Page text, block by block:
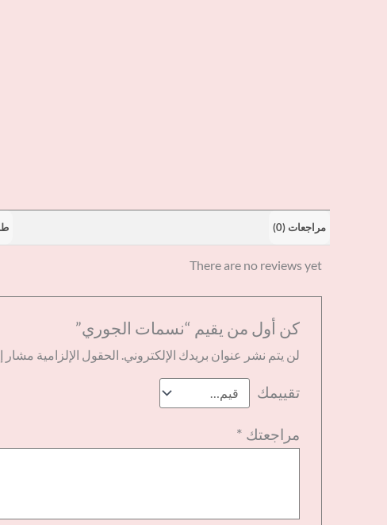
مراجعات (0)
There are no reviews yet
كن أول من يقيم “نسمات الجوري”
لن يتم نشر عنوان بريدك الإلكتروني. الحقول الإلزامية مشار
تقييمك
مراجعتك *